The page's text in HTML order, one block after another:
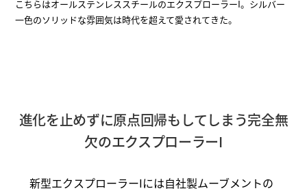
こちらはオールステンレススチールのエクスプローラーI。シルバー
一色のソリッドな雰囲気は時代を超えて愛されてきた。
進化を止めずに原点回帰もしてしまう完全無
欠のエクスプローラーI
新型エクスプローラーIには自社製ムーブメントの